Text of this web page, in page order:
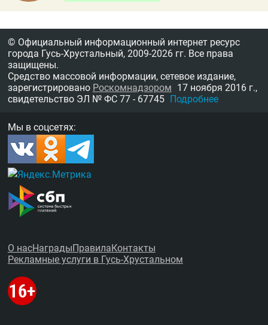
© Официальный информационный интернет ресурс
города Гусь-Хрустальный, 2009-2026 гг. Все права
защищены.
Средство массовой информации, сетевое издание,
зарегистрировано Роскомнадзором 17 ноября 2016 г.,
свидетельство ЭЛ № ФС 77 - 67745 Подробнее
Мы в соцсетях:
О насНаградыПравилаКонтакты
Рекламные услуги в Гусь-Хрустальном